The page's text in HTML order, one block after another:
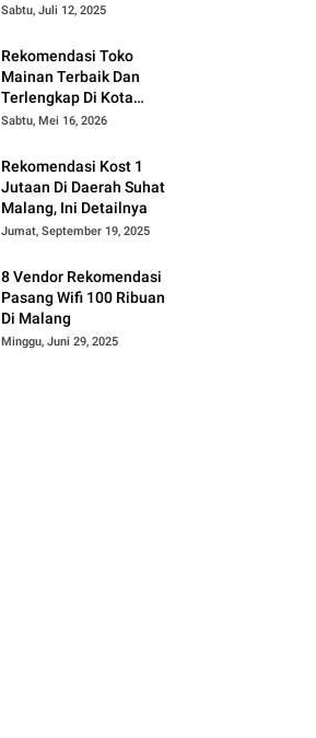
Sabtu, Juli 12, 2025
Rekomendasi Toko
Mainan Terbaik Dan
Terlengkap Di Kota
Malang Terbaru Tahun
Anak
Sabtu, Mei 16, 2026
Rekomendasi Kost 1
Jutaan Di Daerah Suhat
Malang, Ini Detailnya
Jumat, September 19, 2025
8 Vendor Rekomendasi
Pasang Wifi 100 Ribuan
Di Malang
Minggu, Juni 29, 2025